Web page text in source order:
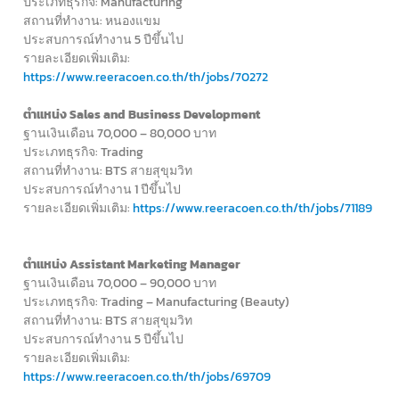
สถานที่ทำงาน: หนองแขม
ประสบการณ์ทำงาน 5 ปีขึ้นไป
รายละเอียดเพิ่มเติม:
https://www.reeracoen.co.th/th/jobs/70272
ตำแหน่ง Sales and Business Development
ฐานเงินเดือน 70,000 – 80,000 บาท
ประเภทธุรกิจ: Trading
สถานที่ทำงาน: BTS สายสุขุมวิท
ประสบการณ์ทำงาน 1 ปีขึ้นไป
รายละเอียดเพิ่มเติม:https://www.reeracoen.co.th/th/jobs/71189
ตำแหน่ง Assistant Marketing Manager
ฐานเงินเดือน 70,000 – 90,000 บาท
ประเภทธุรกิจ: Trading – Manufacturing (Beauty)
สถานที่ทำงาน: BTS สายสุขุมวิท
ประสบการณ์ทำงาน 5 ปีขึ้นไป
รายละเอียดเพิ่มเติม:
https://www.reeracoen.co.th/th/jobs/69709